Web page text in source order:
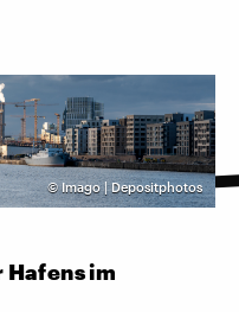
©Imago | Depositphotos
Hafens im